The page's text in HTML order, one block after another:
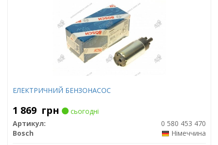
ЕЛЕКТРИЧНИЙ БЕНЗОНАСОС
1 869 грн
сьогодні
Артикул:
0 580 453 470
Bosch
Німеччина